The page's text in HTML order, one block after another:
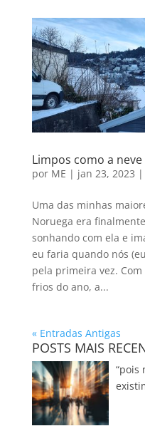
Limpos como a neve
por ME | jan 23, 2023 |
Uma das minhas
Noruega era
sonhando com ela e
eu faria quando nós
pela primeira vez.
frios do ano, a...
« Entradas Antigas
POSTS MAIS
“pois